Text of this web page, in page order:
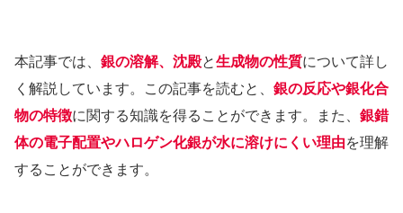
本記事では、 銀の溶解、沈殿と生成物の性質について詳し
く解説しています。この記事を読むと、 銀の反応や銀化合
物の特徴に関する知識を得ることができます。また、 銀錯
体の電子配置やハロゲン化銀が水に溶けにくい理由を理解
することができます。